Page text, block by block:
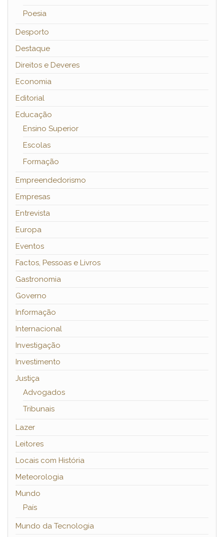
Poesia
Desporto
Destaque
Direitos e Deveres
Economia
Editorial
Educação
Ensino Superior
Escolas
Formação
Empreendedorismo
Empresas
Entrevista
Europa
Eventos
Factos, Pessoas e Livros
Gastronomia
Governo
Informação
Internacional
Investigação
Investimento
Justiça
Advogados
Tribunais
Lazer
Leitores
Locais com História
Meteorologia
Mundo
País
Mundo da Tecnologia